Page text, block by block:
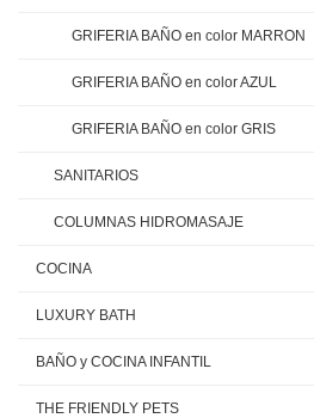
GRIFERIA BAÑO en color MARRON
GRIFERIA BAÑO en color AZUL
GRIFERIA BAÑO en color GRIS
SANITARIOS
COLUMNAS HIDROMASAJE
COCINA
LUXURY BATH
BAÑO y COCINA INFANTIL
THE FRIENDLY PETS